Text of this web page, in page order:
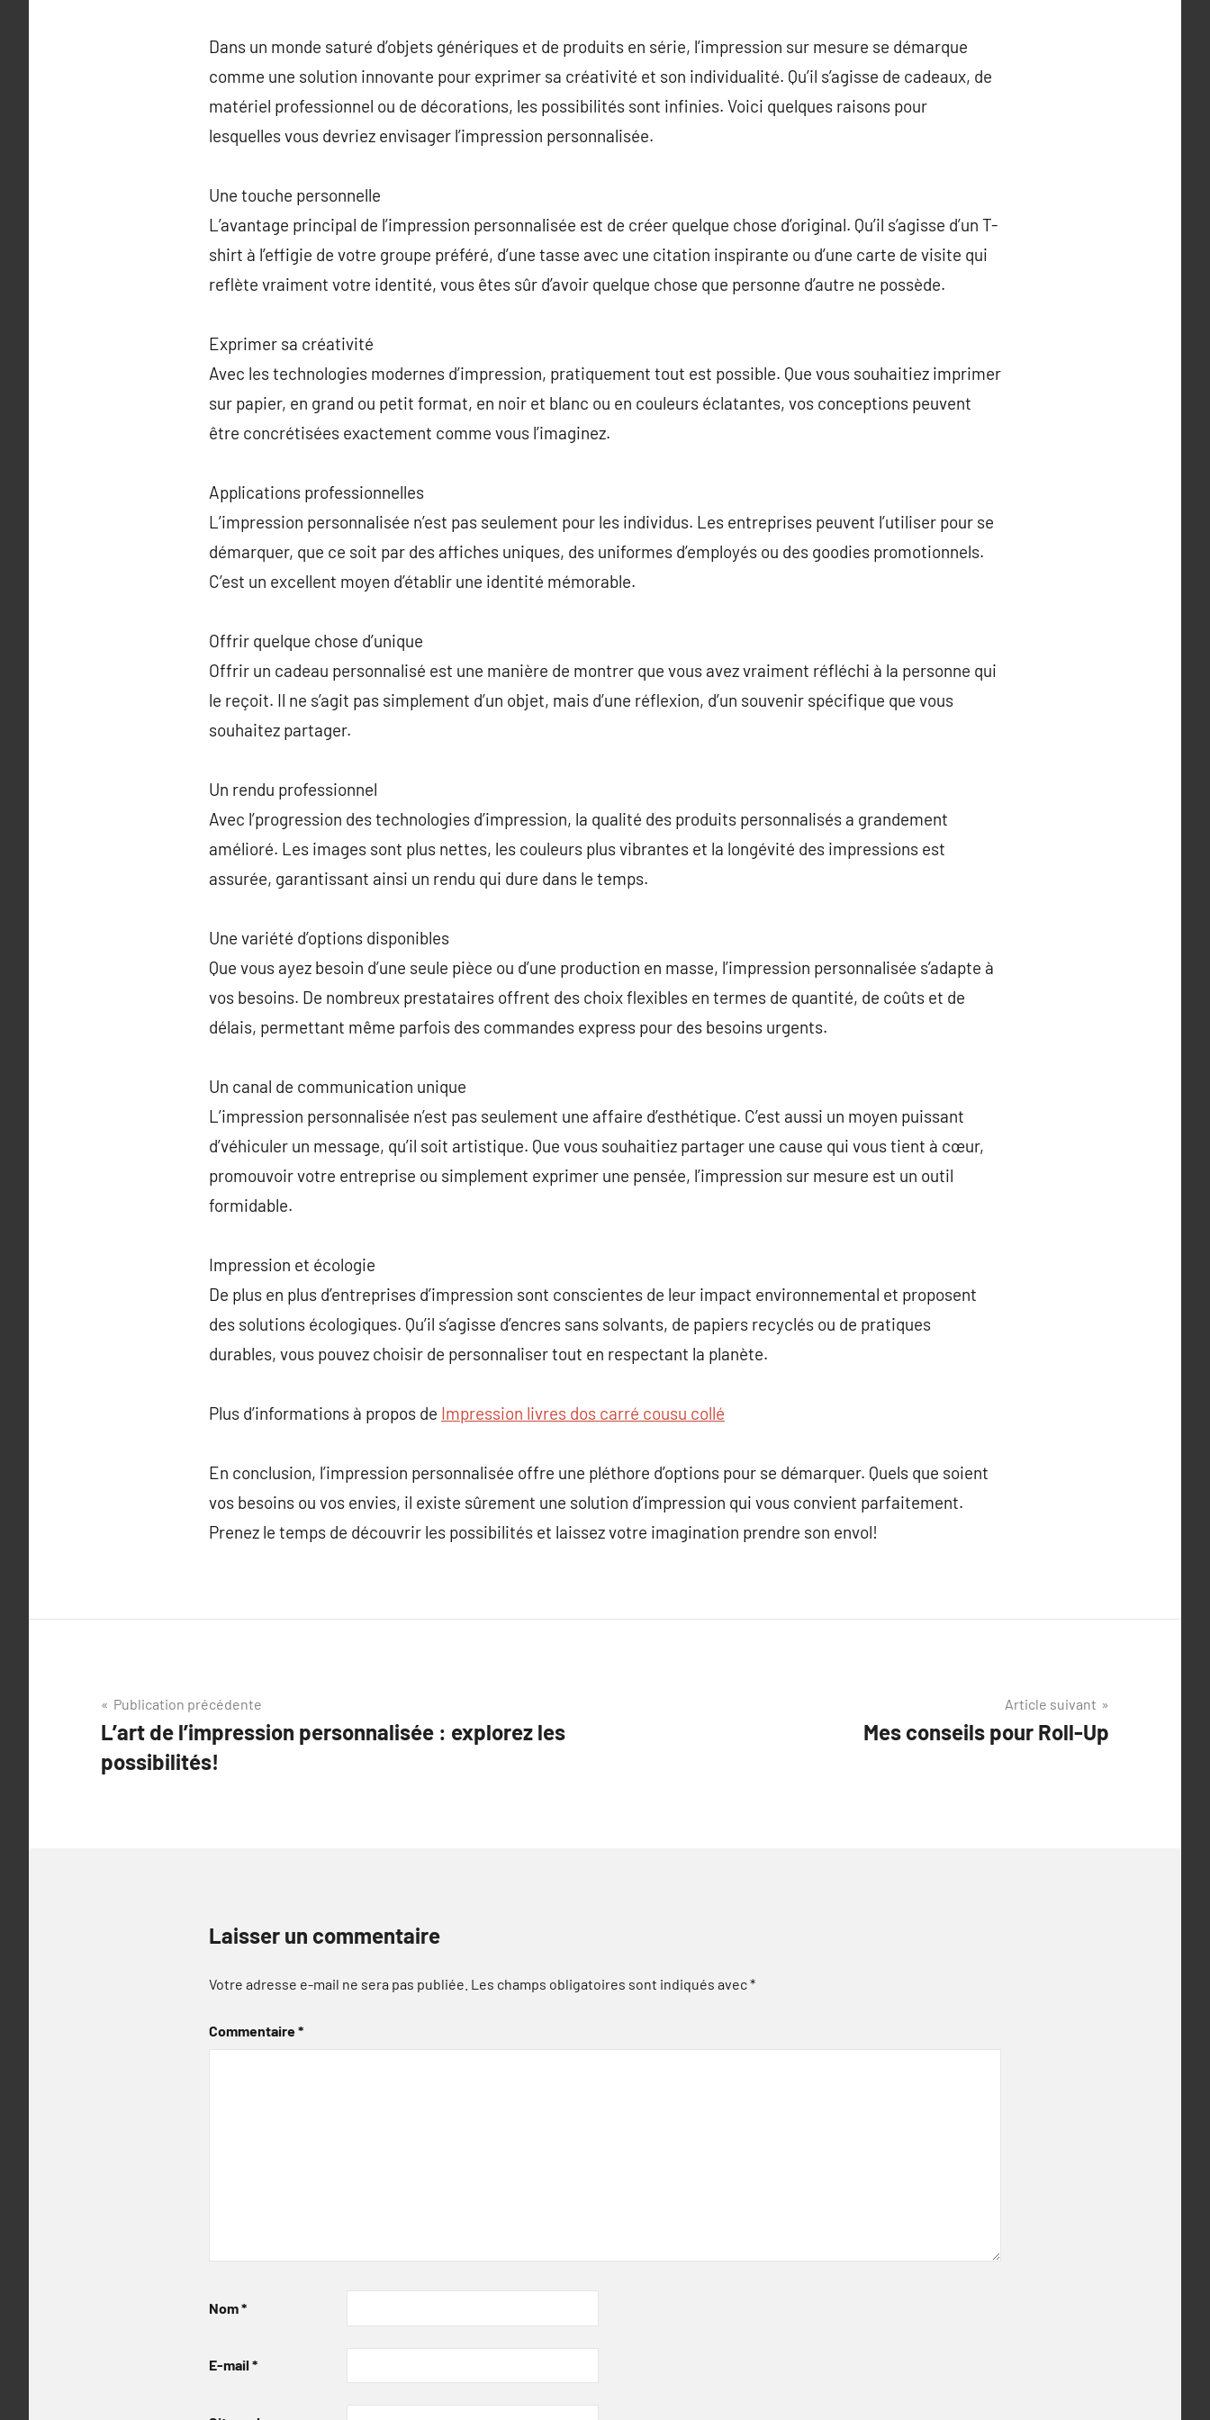
Dans un monde saturé d’objets génériques et de produits en série, l’impression sur mesure se démarque
comme une solution innovante pour exprimer sa créativité et son individualité. Qu’il s’agisse de cadeaux, de
matériel professionnel ou de décorations, les possibilités sont infinies. Voici quelques raisons pour
lesquelles vous devriez envisager l’impression personnalisée.
Une touche personnelle
L’avantage principal de l’impression personnalisée est de créer quelque chose d’original. Qu’il s’agisse d’un T-
shirt à l’effigie de votre groupe préféré, d’une tasse avec une citation inspirante ou d’une carte de visite qui
reflète vraiment votre identité, vous êtes sûr d’avoir quelque chose que personne d’autre ne possède.
Exprimer sa créativité
Avec les technologies modernes d’impression, pratiquement tout est possible. Que vous souhaitiez imprimer
sur papier, en grand ou petit format, en noir et blanc ou en couleurs éclatantes, vos conceptions peuvent
être concrétisées exactement comme vous l’imaginez.
Applications professionnelles
L’impression personnalisée n’est pas seulement pour les individus. Les entreprises peuvent l’utiliser pour se
démarquer, que ce soit par des affiches uniques, des uniformes d’employés ou des goodies promotionnels.
C’est un excellent moyen d’établir une identité mémorable.
Offrir quelque chose d’unique
Offrir un cadeau personnalisé est une manière de montrer que vous avez vraiment réfléchi à la personne qui
le reçoit. Il ne s’agit pas simplement d’un objet, mais d’une réflexion, d’un souvenir spécifique que vous
souhaitez partager.
Un rendu professionnel
Avec l’progression des technologies d’impression, la qualité des produits personnalisés a grandement
amélioré. Les images sont plus nettes, les couleurs plus vibrantes et la longévité des impressions est
assurée, garantissant ainsi un rendu qui dure dans le temps.
Une variété d’options disponibles
Que vous ayez besoin d’une seule pièce ou d’une production en masse, l’impression personnalisée s’adapte à
vos besoins. De nombreux prestataires offrent des choix flexibles en termes de quantité, de coûts et de
délais, permettant même parfois des commandes express pour des besoins urgents.
Un canal de communication unique
L’impression personnalisée n’est pas seulement une affaire d’esthétique. C’est aussi un moyen puissant
d’véhiculer un message, qu’il soit artistique. Que vous souhaitiez partager une cause qui vous tient à cœur,
promouvoir votre entreprise ou simplement exprimer une pensée, l’impression sur mesure est un outil
formidable.
Impression et écologie
De plus en plus d’entreprises d’impression sont conscientes de leur impact environnemental et proposent
des solutions écologiques. Qu’il s’agisse d’encres sans solvants, de papiers recyclés ou de pratiques
durables, vous pouvez choisir de personnaliser tout en respectant la planète.
Plus d’informations à propos de Impression livres dos carré cousu collé
En conclusion, l’impression personnalisée offre une pléthore d’options pour se démarquer. Quels que soient
vos besoins ou vos envies, il existe sûrement une solution d’impression qui vous convient parfaitement.
Prenez le temps de découvrir les possibilités et laissez votre imagination prendre son envol!
Navigation
de
l’article
Publication précédente
L’art de l’impression personnalisée : explorez les
possibilités!
Article suivant
Mes conseils pour Roll-Up
Laisser un commentaire
Votre adresse e-mail ne sera pas publiée. Les champs obligatoires sont indiqués avec*
Commentaire*
Nom*
E-mail *